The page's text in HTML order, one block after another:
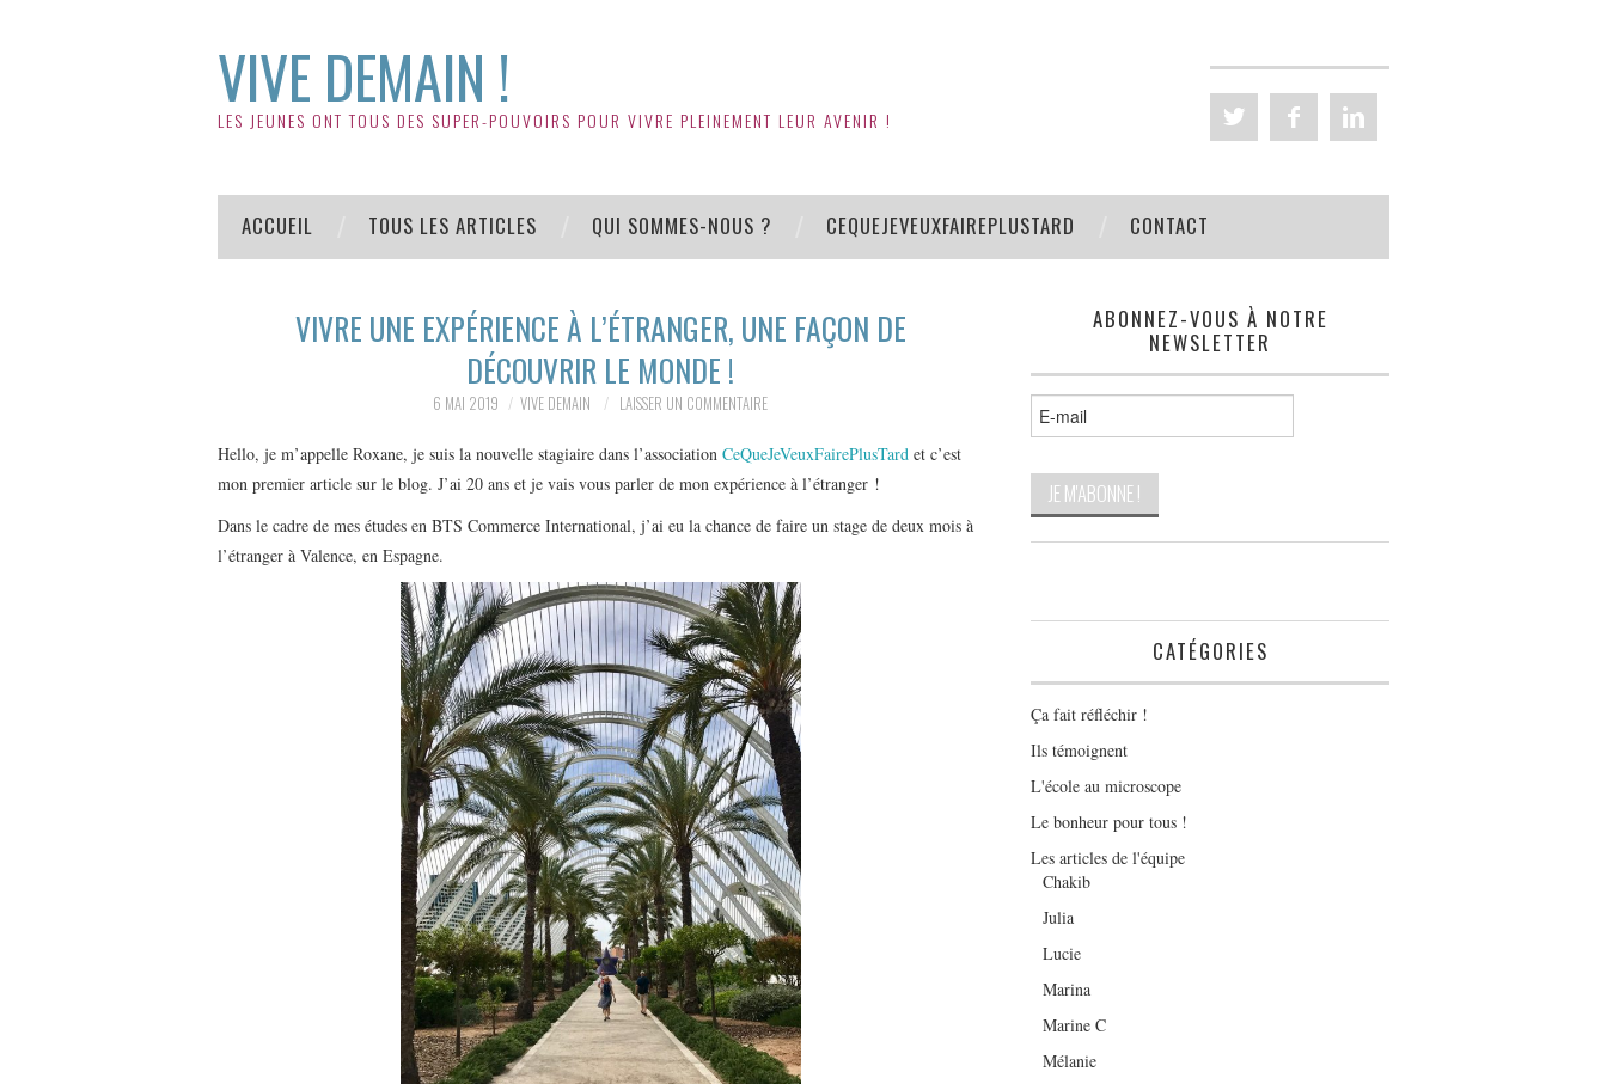
VIVE DEMAIN !
LES JEUNES ONT TOUS DES SUPER-POUVOIRS POUR VIVRE PLEINEMENT LEUR AVENIR !
ACCUEIL TOUS LES ARTICLES QUI SOMMES-NOUS ? CEQUEJEVEUXFAIREPLUSTARD CONTACT
VIVRE UNE EXPÉRIENCE À L’ÉTRANGER, UNE FAÇON DE
DÉCOUVRIR LE MONDE !
6 MAI 2019 VIVE DEMAIN LAISSER UN COMMENTAIRE
Hello, je m’appelle Roxane, je suis la nouvelle stagiaire dans l’association CeQueJeVeuxFairePlusTard et c’est
mon premier article sur le blog. J’ai 20 ans et je vais vous parler de mon expérience à l’étranger !
Dans le cadre de mes études en BTS Commerce International, j’ai eu la chance de faire un stage de deux mois à
l’étranger à Valence, en Espagne.
ABONNEZ-VOUS À NOTRE
NEWSLETTER
CATÉGORIES
Ça fait réfléchir !
Ils témoignent
L'école au microscope
Le bonheur pour tous !
Les articles de l'équipe
Chakib
Julia
Lucie
Marina
Marine C
Mélanie